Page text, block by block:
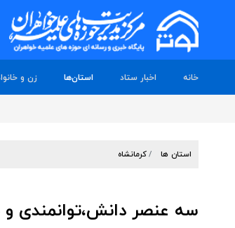
خانه اخبار ستاد استان‌ها زن و
استان ها کرمانشاه
سه عنصر دانش،توانمندی